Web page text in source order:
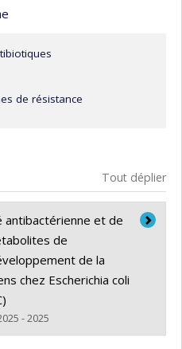
de résistance
Tout déplier
antibactérienne et de
de
de la
chez Escherichia coli
- 2025